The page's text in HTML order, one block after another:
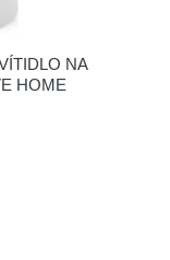
NA
HOME